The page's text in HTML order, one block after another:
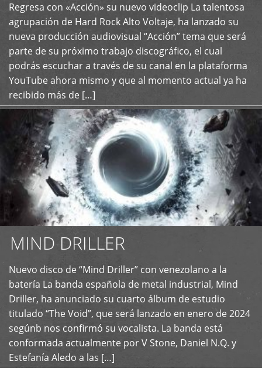
Regresa con «Acción» su nuevo videoclip La talentosa
agrupación de Hard Rock Alto Voltaje, ha lanzado su
nueva producción audiovisual “Acción” tema que será
parte de su próximo trabajo discográfico, el cual
podrás escuchar a través de su canal en la plataforma
YouTube ahora mismo y que al momento actual ya ha
recibido más de […]
+
MIND DRILLER
Nuevo disco de “Mind Driller” con venezolano a la
batería La banda española de metal industrial, Mind
Driller, ha anunciado su cuarto álbum de estudio
titulado “The Void”, que será lanzado en enero de 2024
segúnb nos confirmó su vocalista. La banda está
conformada actualmente por V Stone, Daniel N.Q. y
Estefanía Aledo a las […]
+